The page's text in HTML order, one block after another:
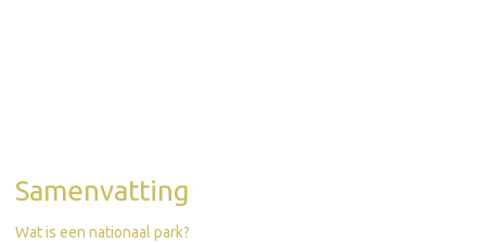
Samenvatting
Wat is een nationaal park?